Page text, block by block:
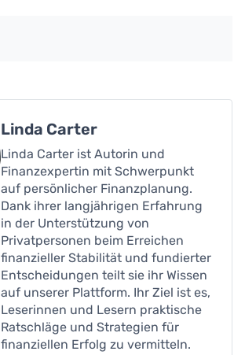
Linda Carter
Linda Carter ist Autorin und
Finanzexpertin mit Schwerpunkt
auf persönlicher Finanzplanung.
Dank ihrer langjährigen Erfahrung
in der Unterstützung von
Privatpersonen beim Erreichen
finanzieller Stabilität und fundierter
Entscheidungen teilt sie ihr Wissen
auf unserer Plattform. Ihr Ziel ist es,
Leserinnen und Lesern praktische
Ratschläge und Strategien für
finanziellen Erfolg zu vermitteln.